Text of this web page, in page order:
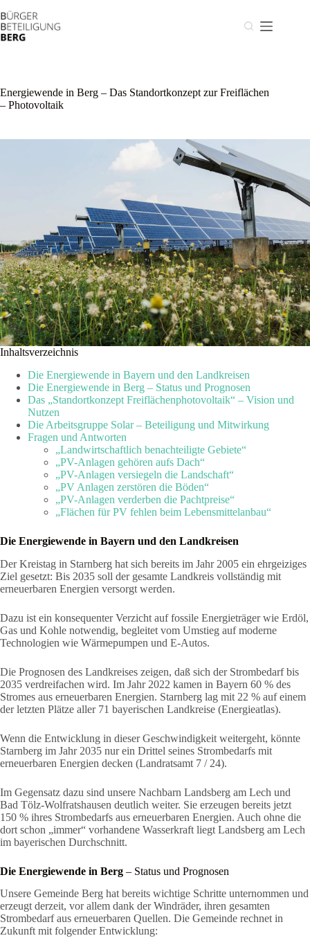
Inhalt
springen
Energiewende in Berg – Das Standortkonzept zur Freiflächen
– Photovoltaik
Inhaltsverzeichnis
Die Energiewende in Bayern und den Landkreisen
Die Energiewende in Berg – Status und Prognosen
Das „Standortkonzept Freiflächenphotovoltaik“ – Vision und
Nutzen
Die Arbeitsgruppe Solar – Beteiligung und Mitwirkung
Fragen und Antworten
„Landwirtschaftlich benachteiligte Gebiete“
„PV-Anlagen gehören aufs Dach“
„PV-Anlagen versiegeln die Landschaft“
„PV Anlagen zerstören die Böden“
„PV-Anlagen verderben die Pachtpreise“
„Flächen für PV fehlen beim Lebensmittelanbau“
Die Energiewende in Bayern und den Landkreisen
Der Kreistag in Starnberg hat sich bereits im Jahr 2005 ein ehrgeiziges
Ziel gesetzt: Bis 2035 soll der gesamte Landkreis vollständig mit
erneuerbaren Energien versorgt werden.
Dazu ist ein konsequenter Verzicht auf fossile Energieträger wie Erdöl,
Gas und Kohle notwendig, begleitet vom Umstieg auf moderne
Technologien wie Wärmepumpen und E-Autos.
Die Prognosen des Landkreises zeigen, daß sich der Strombedarf bis
2035 verdreifachen wird. Im Jahr 2022 kamen in Bayern 60 % des
Stromes aus erneuerbaren Energien. Starnberg lag mit 22 % auf einem
der letzten Plätze aller 71 bayerischen Landkreise (Energieatlas).
Wenn die Entwicklung in dieser Geschwindigkeit weitergeht, könnte
Starnberg im Jahr 2035 nur ein Drittel seines Strombedarfs mit
erneuerbaren Energien decken (Landratsamt 7 / 24).
Im Gegensatz dazu sind unsere Nachbarn Landsberg am Lech und
Bad Tölz-Wolfratshausen deutlich weiter. Sie erzeugen bereits jetzt
150 % ihres Strombedarfs aus erneuerbaren Energien. Auch ohne die
dort schon „immer“ vorhandene Wasserkraft liegt Landsberg am Lech
im bayerischen Durchschnitt.
Die Energiewende in Berg – Status und Prognosen
Unsere Gemeinde Berg hat bereits wichtige Schritte unternommen und
erzeugt derzeit, vor allem dank der Windräder, ihren gesamten
Strombedarf aus erneuerbaren Quellen. Die Gemeinde rechnet in
Zukunft mit folgender Entwicklung: